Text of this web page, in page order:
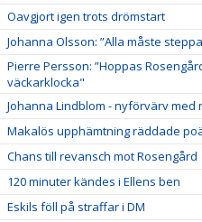
Oavgjort igen trots drömstart
Johanna Olsson: ”Alla måste
Pierre Persson: ”Hoppas
väckarklocka"
Johanna Lindblom - nyförvärv
Makalös upphämtning räddade
Chans till revansch mot Rosengård
120 minuter kändes i Ellens ben
Eskils föll på straffar i DM